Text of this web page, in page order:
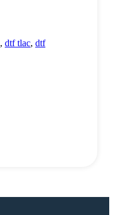
, dtf tlac, dtf